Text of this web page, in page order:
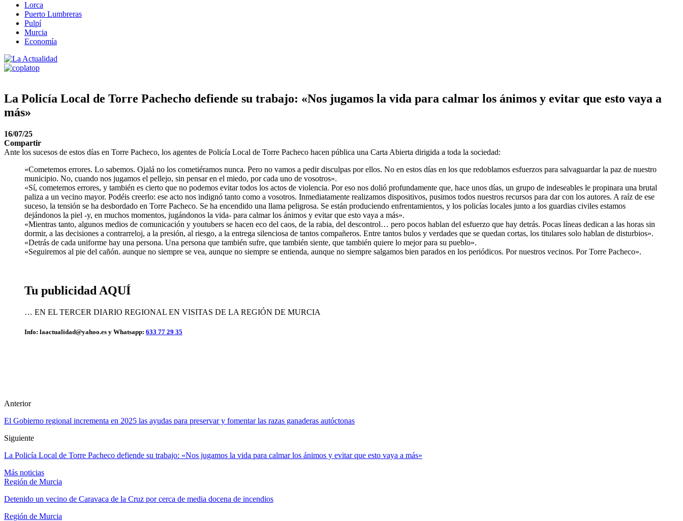
Lorca
Puerto Lumbreras
Pulpí
Murcia
Economía
La Policía Local de Torre Pachecho defiende su trabajo: «Nos jugamos la vida para calmar los ánimos y evitar que esto vaya a
más»
16/07/25
Compartir
Ante los sucesos de estos días en Torre Pacheco, los agentes de Policía Local de Torre Pacheco hacen pública una Carta Abierta dirigida a toda la sociedad:
«Cometemos errores. Lo sabemos. Ojalá no los cometiéramos nunca. Pero no vamos a pedir disculpas por ellos. No en estos días en los que redoblamos esfuerzos para salvaguardar la paz de nuestro
municipio. No, cuando nos jugamos el pellejo, sin pensar en el miedo, por cada uno de vosotros».
«Sí, cometemos errores, y también es cierto que no podemos evitar todos los actos de violencia. Por eso nos dolió profundamente que, hace unos días, un grupo de indeseables le propinara una brutal
paliza a un vecino mayor. Podéis creerlo: ese acto nos indignó tanto como a vosotros. Inmediatamente realizamos dispositivos, pusimos todos nuestros recursos para dar con los autores. A raíz de ese
suceso, la tensión se ha desbordado en Torre Pacheco. Se ha encendido una llama peligrosa. Se están produciendo enfrentamientos, y los policías locales junto a los guardias civiles estamos
dejándonos la piel -y, en muchos momentos, jugándonos la vida- para calmar los ánimos y evitar que esto vaya a más».
«Mientras tanto, algunos medios de comunicación y youtubers se hacen eco del caos, de la rabia, del descontrol… pero pocos hablan del esfuerzo que hay detrás. Pocas líneas dedican a las horas sin
dormir, a las decisiones a contrarreloj, a la presión, al riesgo, a la entrega silenciosa de tantos compañeros. Entre tantos bulos y verdades que se quedan cortas, los titulares solo hablan de disturbios».
«Detrás de cada uniforme hay una persona. Una persona que también sufre, que también siente, que también quiere lo mejor para su pueblo».
«Seguiremos al pie del cañón. aunque no siempre se vea, aunque no siempre se entienda, aunque no siempre salgamos bien parados en los periódicos. Por nuestros vecinos. Por Torre Pacheco».
Tu publicidad AQUÍ
… EN EL TERCER DIARIO REGIONAL EN VISITAS DE LA REGIÓN DE MURCIA
Info: laactualidad@yahoo.es y Whatsapp: 633 77 29 35
Anterior
El Gobierno regional incrementa en 2025 las ayudas para preservar y fomentar las razas ganaderas autóctonas
Siguiente
La Policía Local de Torre Pacheco defiende su trabajo: «Nos jugamos la vida para calmar los ánimos y evitar que esto vaya a más»
Más noticias
Región de Murcia
Detenido un vecino de Caravaca de la Cruz por cerca de media docena de incendios
Región de Murcia